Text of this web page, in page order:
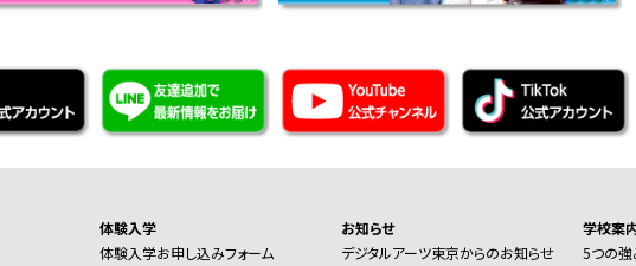
体験入学
体験入学お申し込みフォーム
お知らせ
デジタルアーツ東京からのお知らせ
学校案
5つの強